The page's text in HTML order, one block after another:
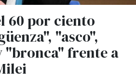
60 por ciento
"asco",
"bronca" frente a